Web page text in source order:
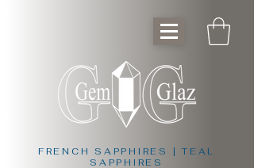
FRENCH SAPPHIRES | TEAL
SAPPHIRES